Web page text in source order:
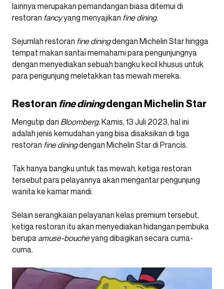
lainnya merupakan pemandangan biasa ditemui di
restoran fancyyang menyajikan fine dining.
Sejumlah restoran fine diningdengan Michelin Star hingga
tempat makan santai memahami para pengunjungnya
dengan menyediakan sebuah bangku kecil khusus untuk
para pengunjung meletakkan tas mewah mereka.
Restoran fine diningdengan Michelin Star
Mengutip dari Bloomberg, Kamis, 13 Juli 2023, hal ini
adalah jenis kemudahan yang bisa disaksikan di tiga
restoran fine diningdengan Michelin Star di Prancis.
Tak hanya bangku untuk tas mewah, ketiga restoran
tersebut para pelayannya akan mengantar pengunjung
wanita ke kamar mandi.
Selain serangkaian pelayanan kelas premium tersebut,
ketiga restoran itu akan menyediakan hidangan pembuka
berupa amuse-boucheyang dibagikan secara cuma-
cuma.